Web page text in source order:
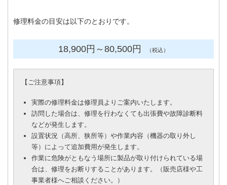
修理料金の目安は以下のとおりです。
18,900円 ～80,500円 （税込）
【 ご注意事項】
実際の修理料金は修理員よりご案内いたします。
訪問した場合は、修理を行わなくても出張費や故障診断料
などが発生します。
設置状況（高所、狭所等）や作業内容（機器の取り外し
等）によって追加費用が発生します。
作業に危険がともなう場所に製品が取り付けられている場
合は、修理をお断りすることがあります。（販売店様や工
事業者様へご相談ください。）